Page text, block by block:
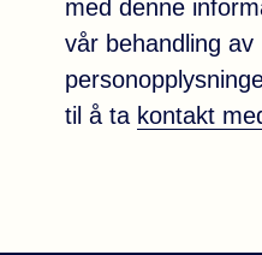
med denne
vår behandling av
til å ta kontakt